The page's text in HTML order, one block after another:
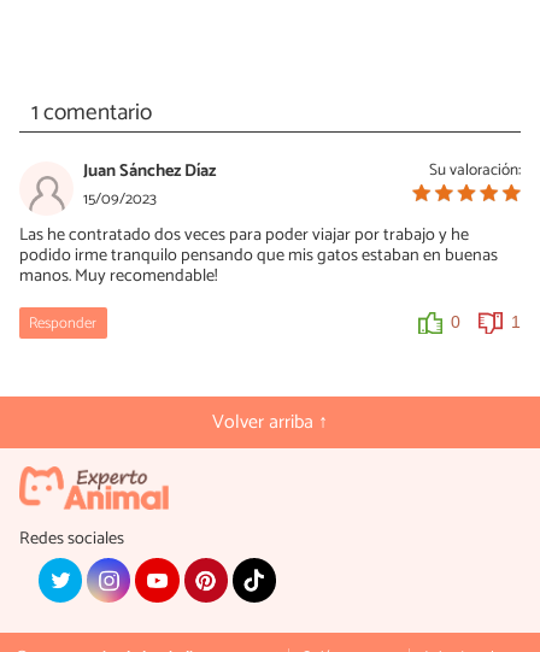
1 comentario
Su valoración:
Juan Sánchez Díaz
15/09/2023
Las he contratado dos veces para poder viajar por trabajo y he
podido irme tranquilo pensando que mis gatos estaban en buenas
manos. Muy recomendable!
Responder 0 1
Volver arriba ↑
Redes sociales